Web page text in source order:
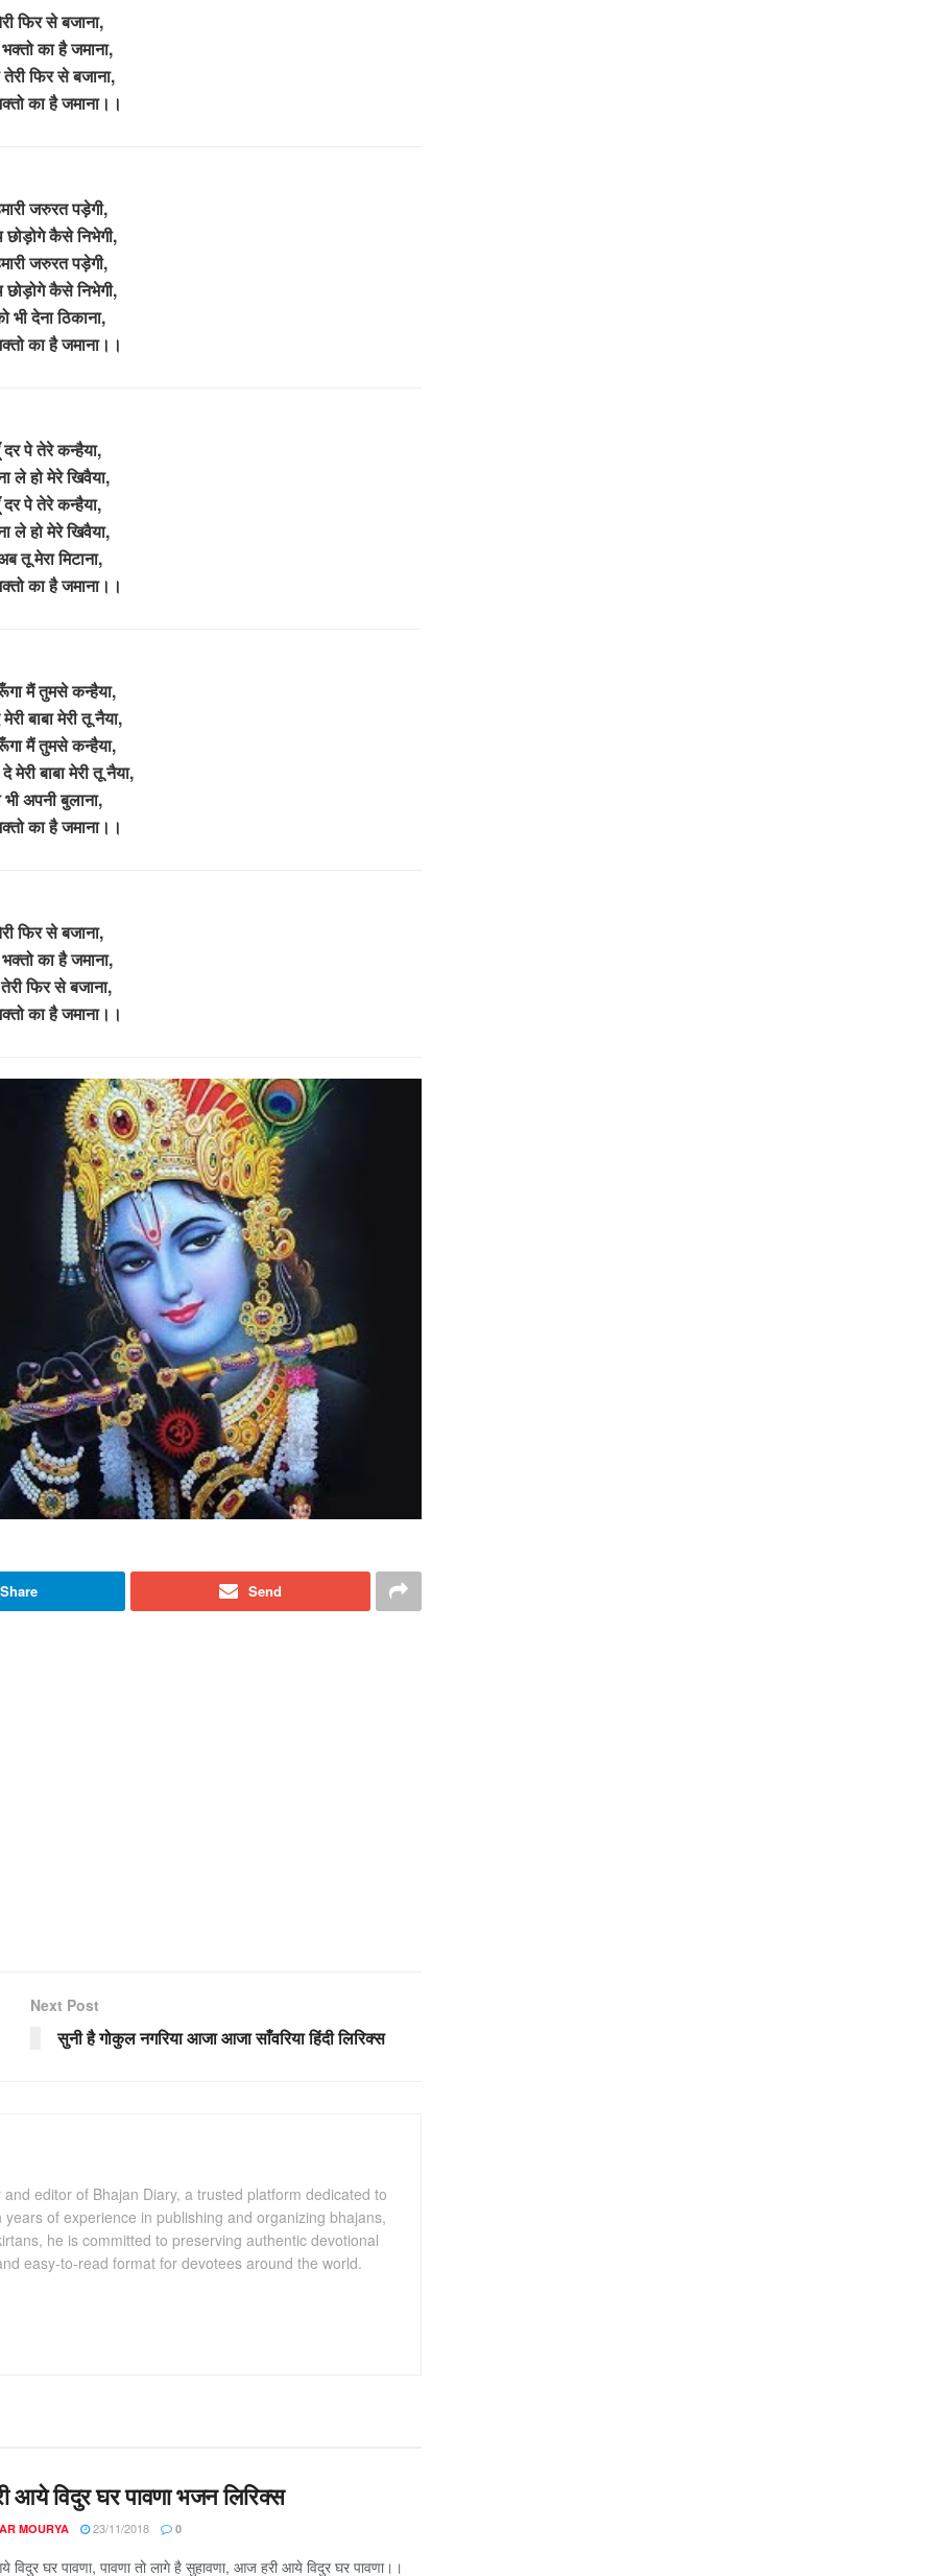
फिर से बजाना,
का है जमाना,
फिर से बजाना,
का है जमाना।।
जरुरत पड़ेगी,
कैसे निभेगी,
जरुरत पड़ेगी,
कैसे निभेगी,
देना ठिकाना,
का है जमाना।।
पे तेरे कन्हैया,
ले हो मेरे खिवैया,
पे तेरे कन्हैया,
ले हो मेरे खिवैया,
तू मेरा मिटाना,
का है जमाना।।
मैं तुमसे कन्हैया,
बाबा मेरी तू नैया,
मैं तुमसे कन्हैया,
मेरी बाबा मेरी तू नैया,
भी अपनी बुलाना,
का है जमाना।।
फिर से बजाना,
का है जमाना,
फिर से बजाना,
का है जमाना।।
Share Send
Next Post
सुनी है गोकुल नगरिया आजा आजा साँवरिया हिंदी लिरिक्स
editor of Bhajan Diary, a trusted platform dedicated to
of experience in publishing and organizing bhajans,
he is committed to preserving authentic devotional
easy-to-read format for devotees around the world.
आये विदुर घर पावणा भजन लिरिक्स
MOURYA 23/11/2018 0
घर पावणा, पावणा तो लागे है सुहावणा, आज हरी आये विदुर घर पावणा।।